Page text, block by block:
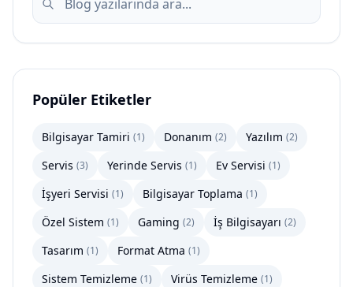
Popüler Etiketler
Bilgisayar Tamiri (1) Donanım (2) Yazılım (2)
Servis (3) Yerinde Servis (1) Ev Servisi (1)
İşyeri Servisi (1) Bilgisayar Toplama (1)
Özel Sistem (1) Gaming (2) İş Bilgisayarı (2)
Tasarım (1) Format Atma (1)
Sistem Temizleme (1) Virüs Temizleme (1)